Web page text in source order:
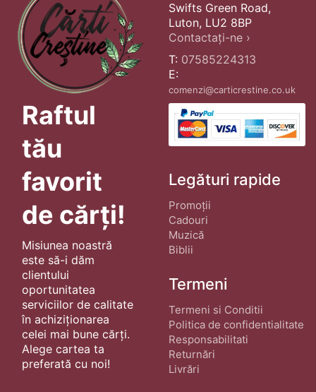
Raftul
tău
favorit
de cărți!
Misiunea noastră
este să-i dăm
clientului
oportunitatea
serviciilor de calitate
în achiziționarea
celei mai bune cărți.
Alege cartea ta
preferată cu noi!
Swifts Green Road,
Luton, LU2 8BP
Contactați-ne ›
T: 07585224313
E:
comenzi@carticrestine.co.uk
Legături rapide
Promoții
Cadouri
Muzică
Biblii
Termeni
Termeni si Conditii
Politica de confidentialitate
Responsabilitati
Returnări
Livrări